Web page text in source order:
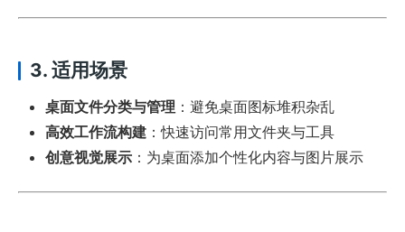
3. 适用场景
桌面文件分类与管理 ：避免桌面图标堆积杂乱
高效工作流构建 ：快速访问常用文件夹与工具
创意视觉展示 ：为桌面添加个性化内容与图片展示